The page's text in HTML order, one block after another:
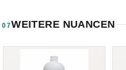
07WEITERE NUANCEN